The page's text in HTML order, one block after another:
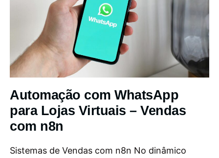
Automação com WhatsApp
para Lojas Virtuais – Vendas
com n8n
Sistemas de Vendas com n8n No dinâmico